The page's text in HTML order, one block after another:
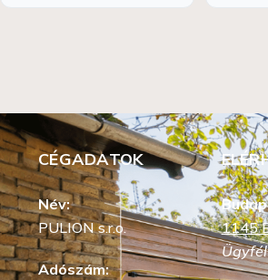
CÉGADATOK
Név:
PULION s.r.o.
Adószám:
1145